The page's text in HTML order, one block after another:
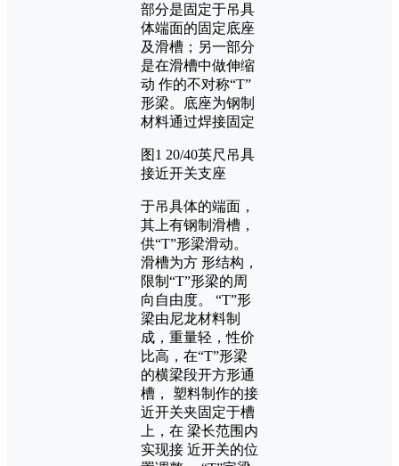
部分是固定于吊具
体端面的固定底座
及滑槽；另一部分
是在滑槽中做伸缩
动 作的不对称“T”
形梁。底座为钢制
材料通过焊接固定
图1 20/40英尺吊具
接近开关支座
于吊具体的端面，
其上有钢制滑槽，
供“T”形梁滑动。
滑槽为方 形结构，
限制“T”形梁的周
向自由度。 “T”形
梁由尼龙材料制
成，重量轻，性价
比高，在“T”形梁
的横梁段开方形通
槽， 塑料制作的接
近开关夹固定于槽
上，在 梁长范围内
实现接 近开关的位